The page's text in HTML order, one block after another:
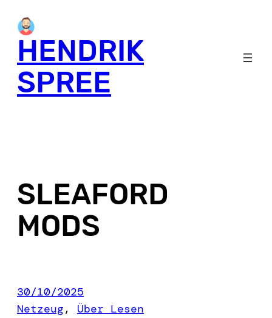
content
HENDRIK
SPREE
SLEAFORD
MODS
30/10/2025
Netzeug, Über Lesen